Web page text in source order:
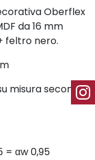
Oberflex
da 16 mm
feltro nero.
misura secondo
= αw 0,95